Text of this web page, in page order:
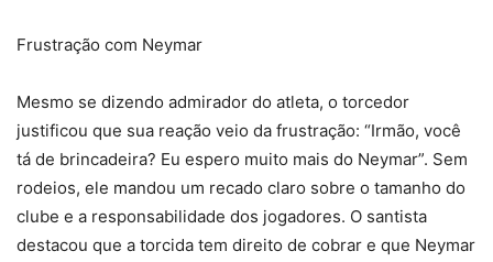
Frustração com Neymar
Mesmo se dizendo admirador do atleta, o torcedor
justificou que sua reação veio da frustração: “Irmão, você
tá de brincadeira? Eu espero muito mais do Neymar”. Sem
rodeios, ele mandou um recado claro sobre o tamanho do
clube e a responsabilidade dos jogadores. O santista
destacou que a torcida tem direito de cobrar e que Neymar